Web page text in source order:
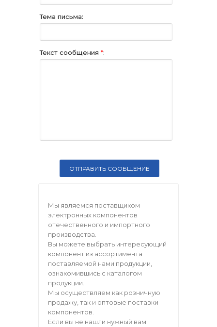
Тема письма:
Текст сообщения *:
Мы являемся поставщиком
электронных компонентов
отечественного и импортного
производства.
Вы можете выбрать интересующий
компонент из ассортимента
поставляемой нами продукции,
ознакомившись с каталогом
продукции.
Мы осуществляем как розничную
продажу, так и оптовые поставки
компонентов.
Если вы не нашли нужный вам